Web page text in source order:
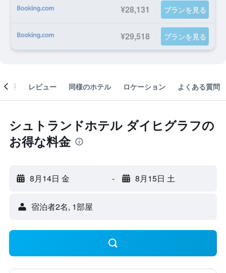
¥28,131 プランを見る
¥29,518 プランを見る
概要 レビュー 同様のホテル ロケーション よくある質問
シュトランドホテル ダイヒグラフの
お得な料金
8月14日 金 - 8月15日 土
宿泊者2名, 1​部屋